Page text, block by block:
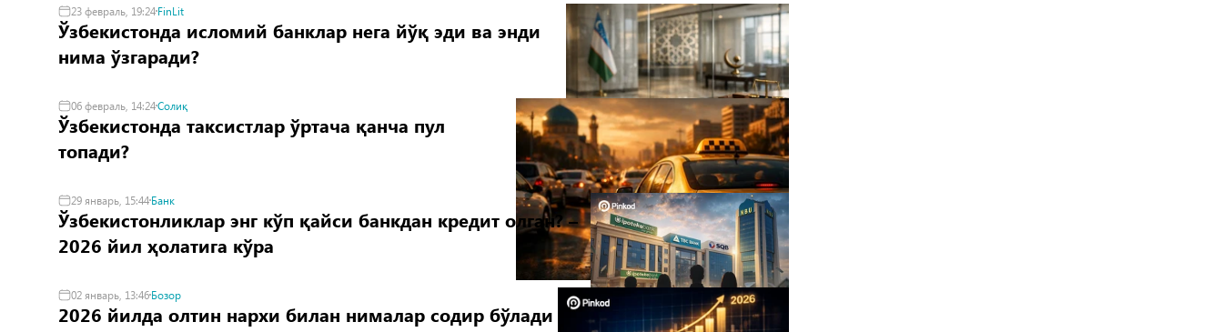
23 февраль, 19:24FinLit
Ўзбекистонда исломий банклар нега йўқ эди ва энди
нима ўзгаради?
06 февраль, 14:24Солиқ
Ўзбекистонда таксистлар ўртача қанча пул
топади?
29 январь, 15:44Банк
Ўзбекистонликлар энг кўп қайси банкдан кредит олган? –
2026 йил ҳолатига кўра
02 январь, 13:46Бозор
2026 йилда олтин нархи билан нималар содир бўлади